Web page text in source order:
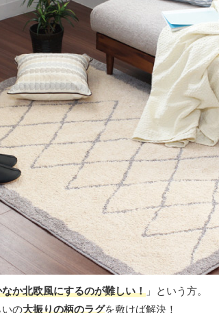
か北欧風にするのが難しい！ 」という方。
いの大振りの柄のラグを敷けば解決！